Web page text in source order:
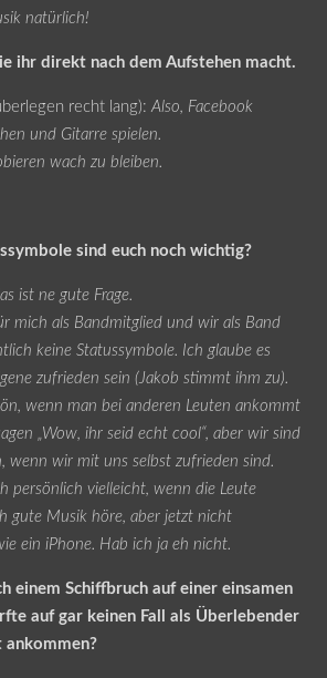
natürlich!
ihr direkt nach dem Aufstehen macht.
recht lang): Also, Facebook
und Gitarre spielen.
wach zu bleiben.
sind euch noch wichtig?
ist ne gute Frage.
mich als Bandmitglied und wir als Band
keine Statussymbole. Ich glaube es
zufrieden sein (Jakob stimmt ihm zu).
wenn man bei anderen Leuten ankommt
„Wow, ihr seid echt cool“, aber wir sind
wenn wir mit uns selbst zufrieden sind.
persönlich vielleicht, wenn die Leute
gute Musik höre, aber jetzt nicht
ein iPhone. Hab ich ja eh nicht.
einem Schiffbruch auf einer einsamen
auf gar keinen Fall als Überlebender